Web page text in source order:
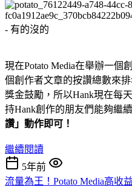
現在Potato Media在舉辦一個
個創作者文章的按讚總數來
獎金鼓勵，所以Hank現在每
持Hank創作的朋友們能夠繼
讚」動作即可！
繼續閱讀
5年前
流量為王！Potato Media高收